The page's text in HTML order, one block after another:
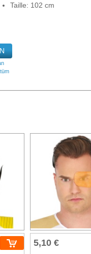
Taille: 102 cm
5,10 €